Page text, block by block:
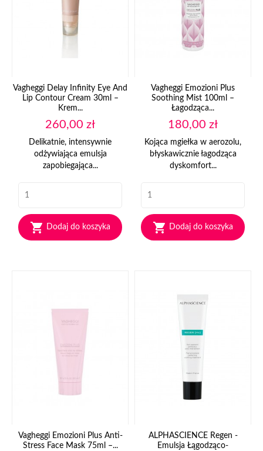
Vagheggi Delay Infinity Eye And
Lip Contour Cream 30ml –
Krem...
Cena
260,00 zł
Delikatnie, intensywnie
odżywiająca emulsja
zapobiegająca...
 Dodaj do koszyka
Vagheggi Emozioni Plus
Soothing Mist 100ml –
Łagodząca...
Cena
180,00 zł
Kojąca mgiełka w aerozolu,
błyskawicznie łagodząca
dyskomfort...
 Dodaj do koszyka
Vagheggi Emozioni Plus Anti-
Stress Face Mask 75ml –...
ALPHASCIENCE Regen -
Emulsja Łągodząco-